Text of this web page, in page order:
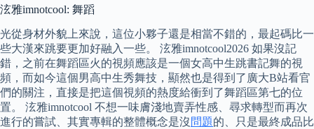
泫雅imnotcool: 舞蹈
光從身材外貌上來說，這位小夥子還是相當不錯的，最起碼比一
些大漢來跳要更加好融入一些。 泫雅imnotcool2026 如果沒記
錯，之前在舞蹈區火的視頻應該是一個女高中生跳書記舞的視
頻，而如今這個男高中生秀舞技，顯然也是得到了廣大B站看官
們的關注，直接是把這個視頻的熱度給衝到了舞蹈區第七的位
置。 泫雅imnotcool 不想一味膚淺地賣弄性感、尋求轉型而再次
進行的嘗試、其實專輯的整體概念是沒 問題的、只是最終成品比